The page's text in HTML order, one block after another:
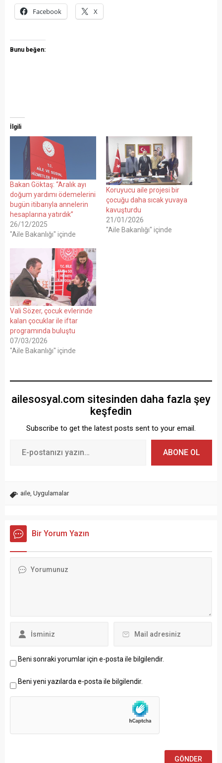
Facebook X
Bunu beğen:
İlgili
Bakan Göktaş: “Aralık ayı
doğum yardımı ödemelerini
bugün itibarıyla annelerin
hesaplarına yatırdık”
26/12/2025
"Aile Bakanlığı" içinde
Koruyucu aile projesi bir
çocuğu daha sıcak yuvaya
kavuşturdu
21/01/2026
"Aile Bakanlığı" içinde
Vali Sözer, çocuk evlerinde
kalan çocuklar ile iftar
programında buluştu
07/03/2026
"Aile Bakanlığı" içinde
ailesosyal.com sitesinden daha fazla şey
keşfedin
Subscribe to get the latest posts sent to your email.
ABONE OL
aile, Uygulamalar
Bir Yorum Yazın
Beni sonraki yorumlar için e-posta ile bilgilendir.
Beni yeni yazılarda e-posta ile bilgilendir.